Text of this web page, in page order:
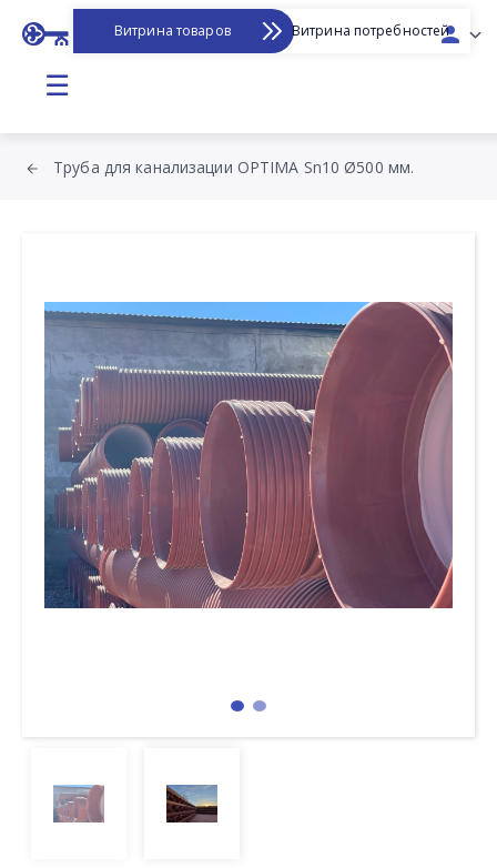
Витрина товаров Витрина потребностей
☰
Труба для канализации OPTIMA Sn10 Ø500 мм.